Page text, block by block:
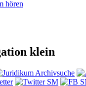
hören
klein